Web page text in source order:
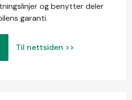
og benytter deler
garanti.
Til nettsiden >>